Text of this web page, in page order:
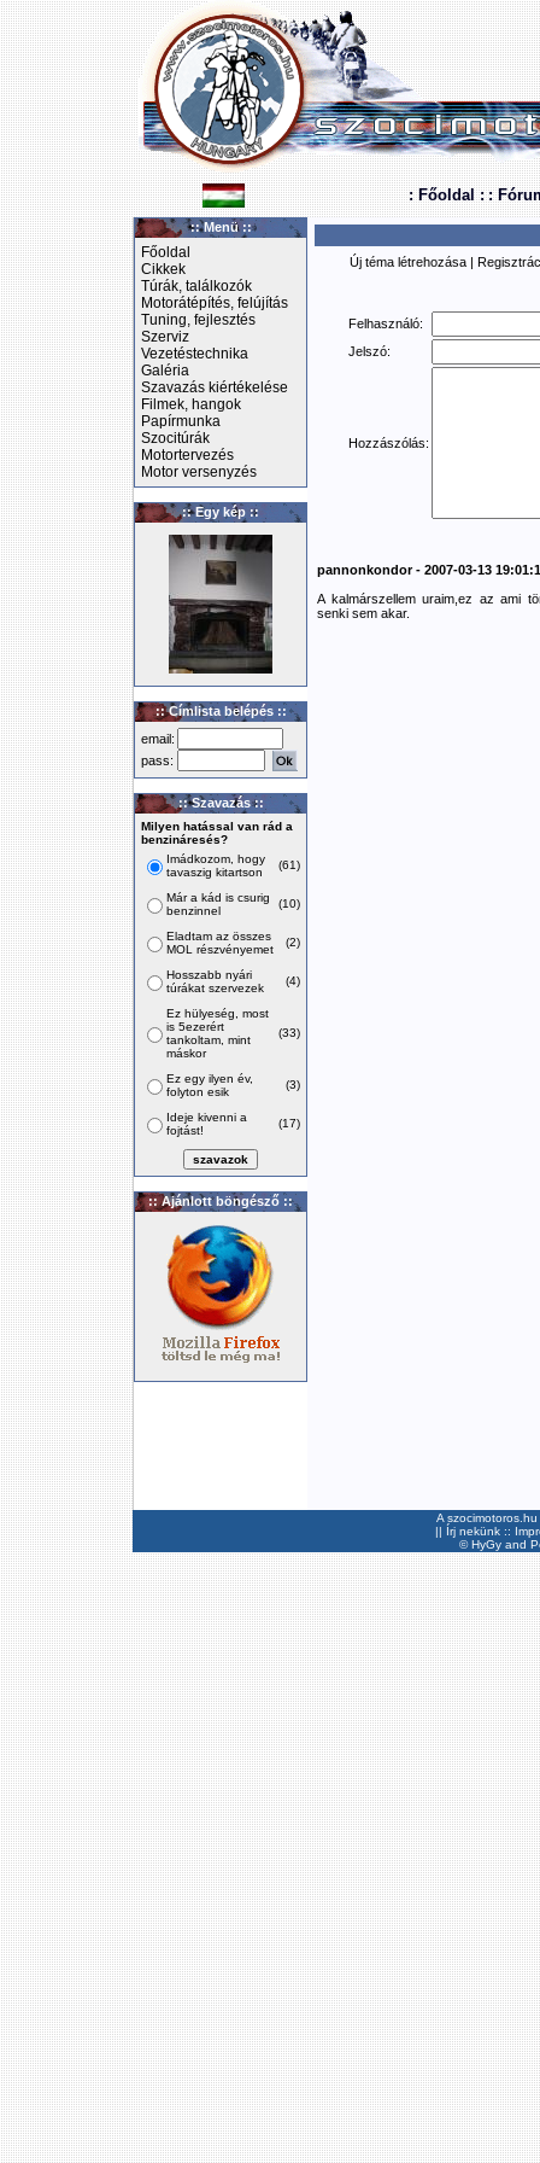
: Főoldal : :
:: Menü ::
Főoldal
Cikkek
Túrák, találkozók
Motorátépítés, felújítás
Tuning, fejlesztés
Szerviz
Vezetéstechnika
Galéria
Szavazás kiértékelése
Filmek, hangok
Papírmunka
Szocitúrák
Motortervezés
Motor versenyzés
:: Egy kép ::
:: Címlista belépés ::
email:
pass:
:: Szavazás ::
Milyen hatással van rád a
benzináresés?
Imádkozom, hogy
tavaszig kitartson
(61)
Már a kád is csurig
benzinnel
(10)
Eladtam az összes
MOL részvényemet
(2)
Hosszabb nyári
túrákat szervezek
(4)
Ez hülyeség, most
is 5ezerért
tankoltam, mint
máskor
(33)
Ez egy ilyen év,
folyton esik
(3)
Ideje kivenni a
fojtást!
(17)
:: Ajánlott böngésző ::
Új téma létrehozása |
Felhasználó:
Jelszó:
Hozzászólás:
pannonkondor - 2007-03-13
A kalmárszellem uraim,ez az ami
senki sem akar.
A
|| Írj nekünk ::
©HyGyand